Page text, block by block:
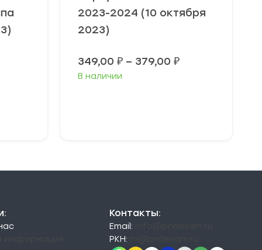
2023-2024 (10 октября
2023)
349,00 ₽ – 379,00 ₽Диапазон
В наличии
Контакты:
Email:
РКН: